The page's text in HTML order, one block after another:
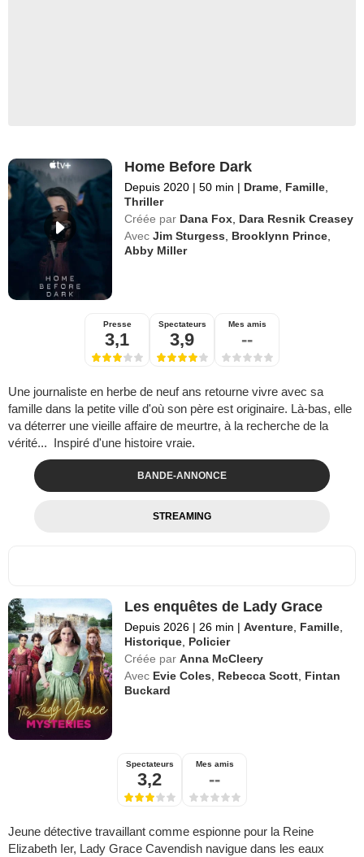
Home Before Dark
Depuis 2020 | 50 min | Drame Famille
Thriller
Créée par Dana Fox Dara Resnik Creasey
Avec Jim Sturgess Brooklynn Prince
Abby Miller
Presse
3,1
Spectateurs
3,9
Mes amis
--
Une journaliste en herbe de neuf ans retourne vivre avec sa
famille dans la petite ville d'où son père est originaire. Là-bas, elle
va déterrer une vieille affaire de meurtre, à la recherche de la
vérité... Inspiré d'une histoire vraie.
BANDE-ANNONCE
STREAMING
Les enquêtes de Lady Grace
Depuis 2026 | 26 min | Aventure Famille
Historique Policier
Créée par Anna McCleery
Avec Evie Coles Rebecca Scott Fintan
Buckard
Spectateurs
3,2
Mes amis
--
Jeune détective travaillant comme espionne pour la Reine
Elizabeth Ier, Lady Grace Cavendish navigue dans les eaux